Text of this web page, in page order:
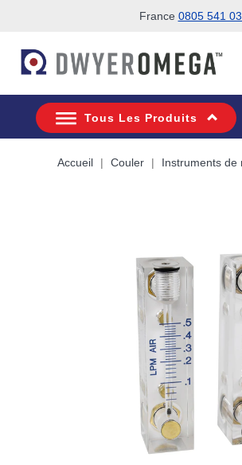
France 0805 541
Tous Les Produits
Accueil Couler Instruments de